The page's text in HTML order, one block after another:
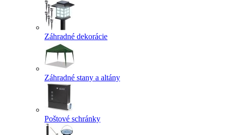
Záhradné dekorácie
Záhradné stany a altány
Poštové schránky